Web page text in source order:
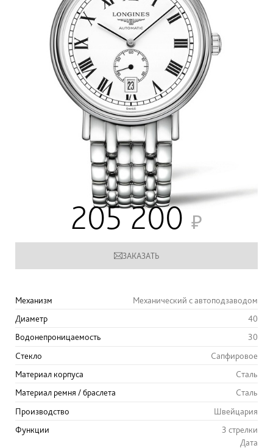
205 200
ЗАКАЗАТЬ
Механизм
Механический с автоподзаводом
Диаметр
40
Водонепроницаемость
30
Стекло
Сапфировое
Материал корпуса
Сталь
Материал ремня / браслета
Сталь
Производство
Швейцария
Функции
3 стрелки
Дата